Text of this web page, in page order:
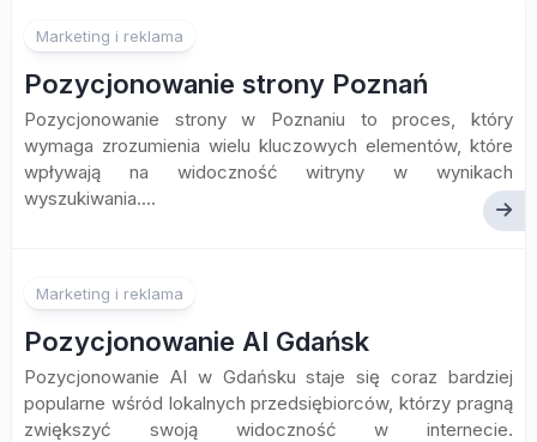
Marketing i reklama
Pozycjonowanie strony Poznań
Pozycjonowanie strony w Poznaniu to proces, który
wymaga zrozumienia wielu kluczowych elementów, które
wpływają na widoczność witryny w wynikach
wyszukiwania....
Marketing i reklama
Pozycjonowanie AI Gdańsk
Pozycjonowanie AI w Gdańsku staje się coraz bardziej
popularne wśród lokalnych przedsiębiorców, którzy pragną
zwiększyć swoją widoczność w internecie.